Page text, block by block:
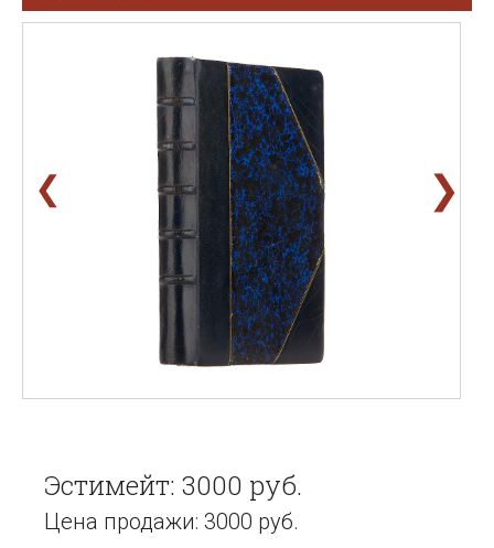
❮ ❯
Эстимейт: 3000 руб.
Цена продажи: 3000 руб.